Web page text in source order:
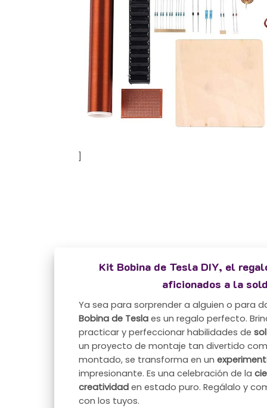
]
Kit Bobina de Tesla DIY, el
aficionados a la
Ya sea para sorprender a alguien o para
Bobina de Tesla es un regalo perfecto.
practicar y perfeccionar habilidades de
un proyecto de montaje tan divertido
montado, se transforma en un
impresionante. Es una celebración de la
creatividad en estado puro. Regálalo y
con los tuyos.